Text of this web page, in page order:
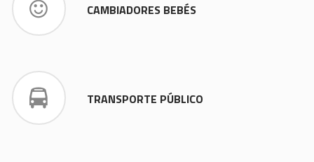
CAMBIADORES BEBÉS
TRANSPORTE PÚBLICO